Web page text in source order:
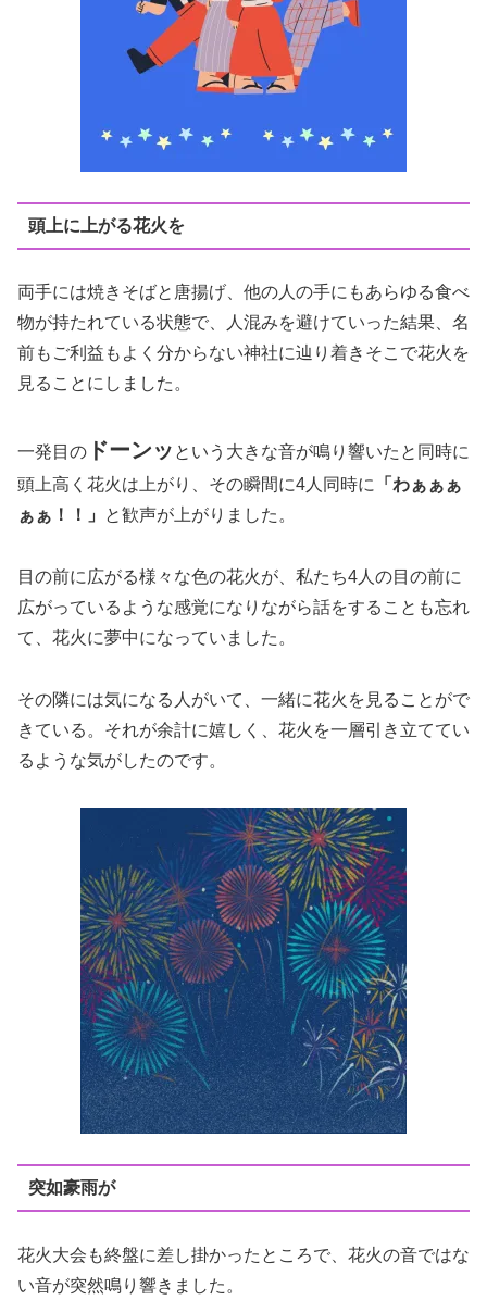
頭上に上がる花火を
両手には焼きそばと唐揚げ、他の人の手にもあらゆる食べ
物が持たれている状態で、人混みを避けていった結果、名
前もご利益もよく分からない神社に辿り着きそこで花火を
見ることにしました。
一発目の ドーンッ という大きな音が鳴り響いたと同時に
頭上高く花火は上がり、その瞬間に4人同時に
「わぁぁぁ
ぁぁ！！」
と歓声が上がりました。
目の前に広がる様々な色の花火が、私たち4人の目の前に
広がっているような感覚になりながら話をすることも忘れ
て、花火に夢中になっていました。
その隣には気になる人がいて、一緒に花火を見ることがで
きている。それが余計に嬉しく、花火を一層引き立ててい
るような気がしたのです。
突如豪雨が
花火大会も終盤に差し掛かったところで、花火の音ではな
い音が突然鳴り響きました。